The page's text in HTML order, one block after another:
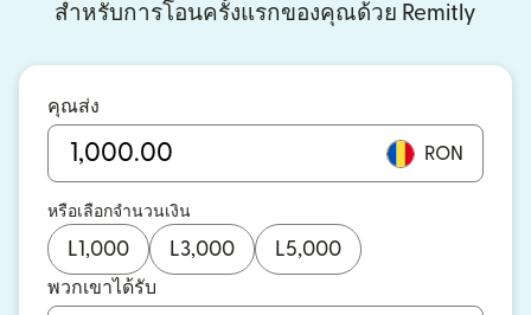
สำหรับการโอนครั้งแรกของคุณด้วย Remitly
คุณส่ง
RON
หรือเลือกจำนวนเงิน
L1,000 L3,000 L5,000
พวกเขาได้รับ